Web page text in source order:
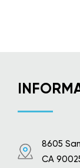
8605
CA